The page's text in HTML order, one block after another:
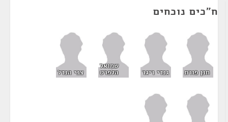
ח"כים נוכחים
חנן פורת גנדי ריגר
שמואל
הלפרט צבי הנדל